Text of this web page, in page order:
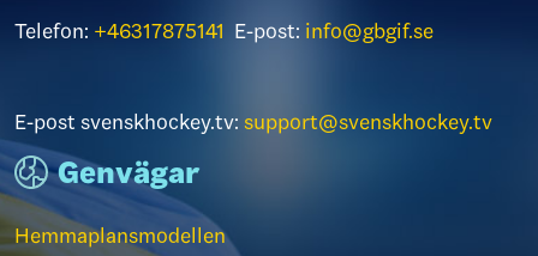
Telefon: +46317875141 E-post: info@gbgif.se
E-post svenskhockey.tv: support@svenskhockey.tv
Genvägar
Hemmaplansmodellen